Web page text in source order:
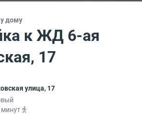
дому
к ЖД 6-ая
17
улица, 17